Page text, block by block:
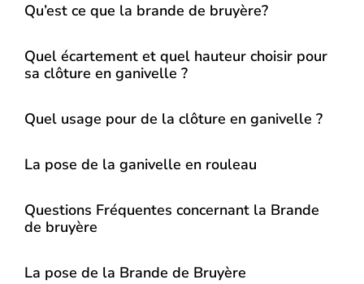
Qu’est ce que la brande de bruyère?
Quel écartement et quel hauteur choisir pour
sa clôture en ganivelle ?
Quel usage pour de la clôture en ganivelle ?
La pose de la ganivelle en rouleau
Questions Fréquentes concernant la Brande
de bruyère
La pose de la Brande de Bruyère